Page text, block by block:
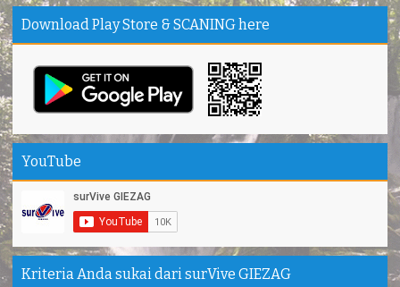
Download Play Store & SCANING here
YouTube
Kriteria Anda sukai dari surVive GIEZAG